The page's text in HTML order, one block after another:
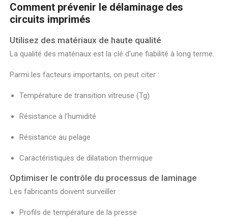
Comment prévenir le délaminage des
circuits imprimés
Utilisez des matériaux de haute qualité
La qualité des matériaux est la clé d'une fiabilité à long terme.
Parmi les facteurs importants, on peut citer :
Température de transition vitreuse (Tg)
Résistance à l'humidité
Résistance au pelage
Caractéristiques de dilatation thermique
Optimiser le contrôle du processus de laminage
Les fabricants doivent surveiller :
Profils de température de la presse